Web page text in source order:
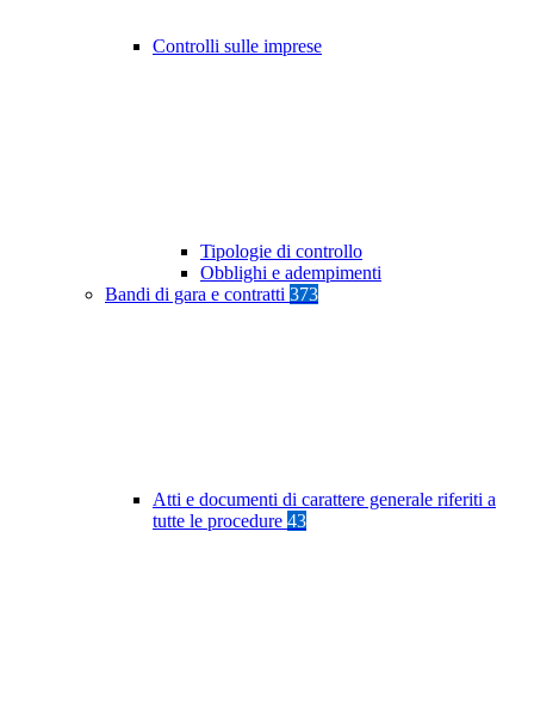
Controlli sulle imprese
Tipologie di controllo
Obblighi e adempimenti
Bandi di gara e contratti 373
Atti e documenti di carattere generale riferiti a
tutte le procedure 43